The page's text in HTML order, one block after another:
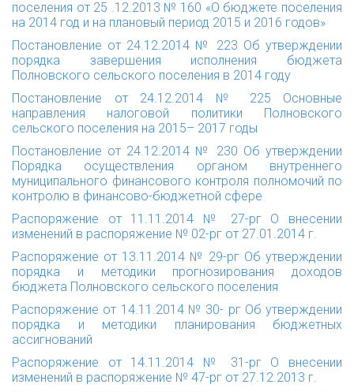
поселения от 25 .12.2013 № 160 «О бюджете поселения
на 2014 год и на плановый период 2015 и 2016 годов»
Постановление от 24.12.2014 № 223 Об утверждении
порядка завершения исполнения бюджета
Полновского сельского поселения в 2014 году
Постановление от 24.12.2014 № 225 Основные
направления налоговой политики Полновского
сельского поселения на 2015– 2017 годы
Постановление от 24.12.2014 № 230 Об утверждении
Порядка осуществления органом внутреннего
муниципального финансового контроля полномочий по
контролю в финансово-бюджетной сфере
Распоряжение от 11.11.2014 № 27-рг
О внесении
изменений в распоряжение № 02-рг от 27.01.2014 г.
Распоряжение от 13.11.2014 № 29-рг Об утверждении
порядка и методики прогнозирования доходов
бюджета Полновского сельского поселения
Распоряжение от 14.11.2014 № 30- рг Об утверждении
порядка и методики планирования бюджетных
ассигнований
Распоряжение от 14.11.2014 № 31-рг О внесении
изменений в распоряжение № 47-рг от 27.12.2013 г.